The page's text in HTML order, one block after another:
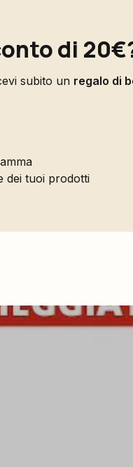
di
subito un regalo di
dei tuoi prodotti